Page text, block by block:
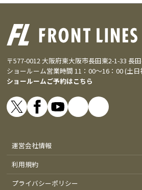
〒577-0012 大阪府東大阪市長田東2-1-33 長
ショールーム営業時間 11：00～16：00 (土日
ショールームご予約はこちら
運営会社情報
利用規約
プライバシーポリシー